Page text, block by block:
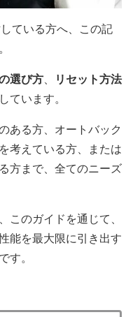
ている方へ、この記
選び方
リセット方法
ています。
ある方、オートバック
考えている方、または
方まで、全てのニーズ
このガイドを通じて、
能を最大限に引き出す
す。